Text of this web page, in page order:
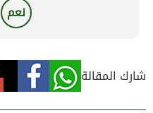
نعم
شارك المقالة